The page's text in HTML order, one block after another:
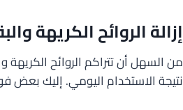
إزالة الروائح الكريهة
من السهل أن تتراكم الروائح الكريهة
نتيجة الاستخدام اليومي. إليك بعض